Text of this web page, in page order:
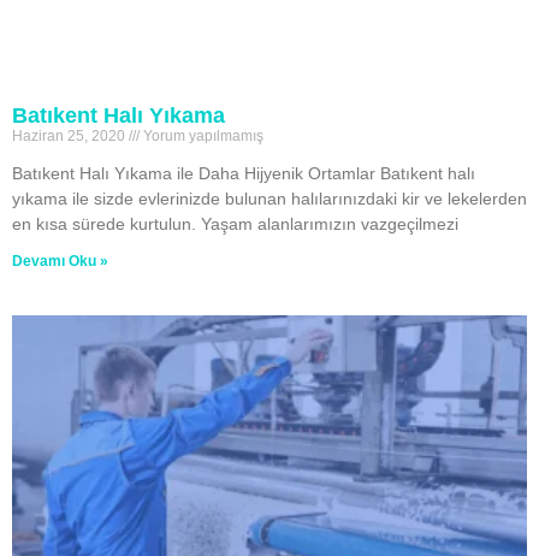
Batıkent Halı Yıkama
Haziran 25, 2020 Yorum yapılmamış
Batıkent Halı Yıkama ile Daha Hijyenik Ortamlar Batıkent halı
yıkama ile sizde evlerinizde bulunan halılarınızdaki kir ve lekelerden
en kısa sürede kurtulun. Yaşam alanlarımızın vazgeçilmezi
Devamı Oku »